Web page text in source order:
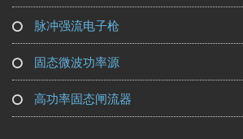
脉冲强流电子枪
固态微波功率源
高功率固态闸流器